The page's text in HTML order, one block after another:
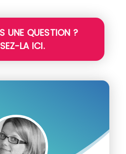
UNE QUESTION ?
LA ICI.